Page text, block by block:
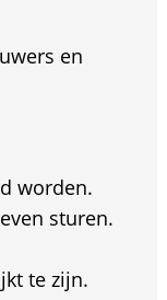
en
worden.
sturen.
te zijn.